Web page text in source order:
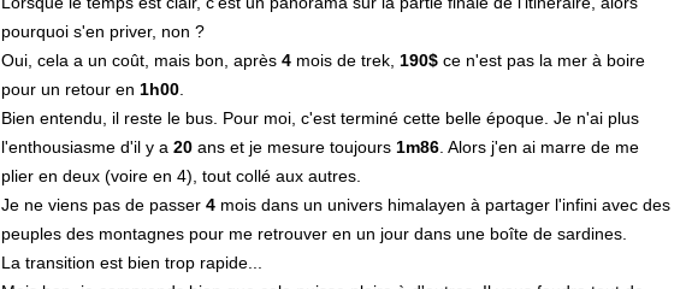
pourquoi s'en priver, non ?
Oui, cela a un coût, mais bon, après 4 mois de trek, 190$ ce n'est pas la mer à boire
pour un retour en 1h00
Bien entendu, il reste le bus. Pour moi, c'est terminé cette belle époque. Je n'ai plus
l'enthousiasme d'il y a 20 ans et je mesure toujours 1m86 . Alors j'en ai marre de me
plier en deux (voire en 4), tout collé aux autres.
Je ne viens pas de passer 4 mois dans un univers himalayen à partager l'infini avec des
peuples des montagnes pour me retrouver en un jour dans une boîte de sardines.
La transition est bien trop rapide...